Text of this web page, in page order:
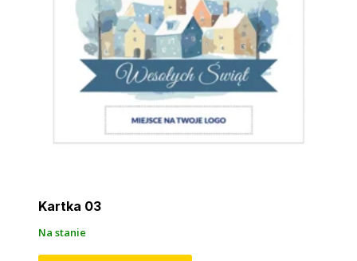
Kartka 03
Na stanie